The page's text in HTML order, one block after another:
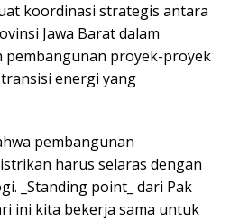
koordinasi strategis antara
Jawa Barat dalam
pembangunan proyek-proyek
energi yang
pembangunan
harus selaras dengan
_Standing point_ dari Pak
ini kita bekerja sama untuk